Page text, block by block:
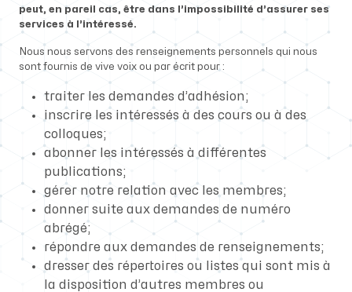
peut, en pareil cas, être dans l’impossibilité d’assurer ses
services à l’intéressé.
Nous nous servons des renseignements personnels qui nous
sont fournis de vive voix ou par écrit pour :
traiter les demandes d’adhésion;
inscrire les intéressés à des cours ou à des
colloques;
abonner les intéressés à différentes
publications;
gérer notre relation avec les membres;
donner suite aux demandes de numéro
abrégé;
répondre aux demandes de renseignements;
dresser des répertoires ou listes qui sont mis à
la disposition d’autres membres ou